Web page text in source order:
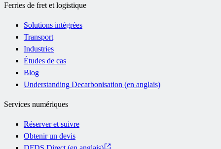
Ferries de fret et logistique
Solutions intégrées
Transport
Industries
Études de cas
Blog
Understanding Decarbonisation (en anglais)
Services numériques
Réserver et suivre
Obtenir un devis